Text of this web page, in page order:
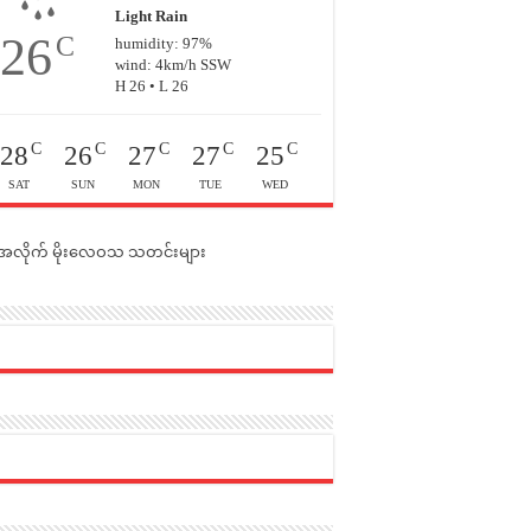
26C
Light Rain
humidity: 97%
wind: 4km/h SSW
H 26 • L 26
28 C
SAT
26 C
SUN
27 C
MON
27 C
TUE
25 C
WED
လိုက် မိုးလေဝသ သတင်းများ